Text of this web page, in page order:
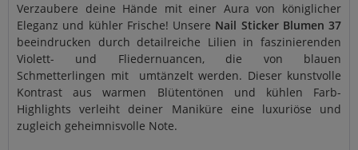
Verzaubere deine Hände mit einer Aura von königlicher
Eleganz und kühler Frische! Unsere Nail Sticker Blumen 37
beeindrucken durch detailreiche Lilien in faszinierenden
Violett- und Fliedernuancen, die von blauen
Schmetterlingen mit umtänzelt werden. Dieser kunstvolle
Kontrast aus warmen Blütentönen und kühlen Farb-
Highlights verleiht deiner Maniküre eine luxuriöse und
zugleich geheimnisvolle Note.